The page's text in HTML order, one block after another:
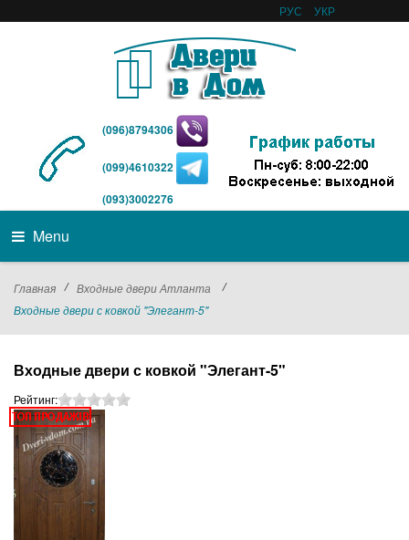
РУС УКР
(096)8794306
(099)4610322
(093)3002276
Menu
Главная / Входные двери Атланта
/
Входные двери с ковкой "Элегант-5"
Входные двери с ковкой "Элегант-5"
Рейтинг: